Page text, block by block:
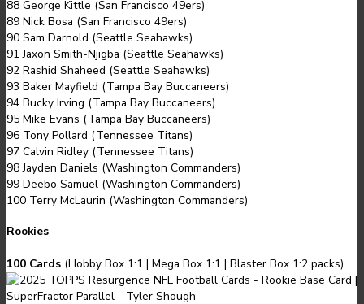
88 George Kittle (San Francisco 49ers)
89 Nick Bosa (San Francisco 49ers)
90 Sam Darnold (Seattle Seahawks)
91 Jaxon Smith-Njigba (Seattle Seahawks)
92 Rashid Shaheed (Seattle Seahawks)
93 Baker Mayfield (Tampa Bay Buccaneers)
94 Bucky Irving (Tampa Bay Buccaneers)
95 Mike Evans (Tampa Bay Buccaneers)
96 Tony Pollard (Tennessee Titans)
97 Calvin Ridley (Tennessee Titans)
98 Jayden Daniels (Washington Commanders)
99 Deebo Samuel (Washington Commanders)
100 Terry McLaurin (Washington Commanders)
Rookies
100 Cards (Hobby Box 1:1 | Mega Box 1:1 | Blaster Box 1:2 packs)